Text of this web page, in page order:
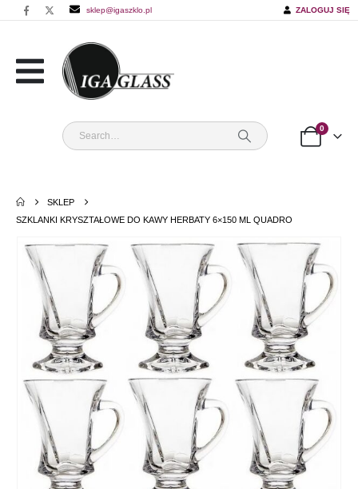
sklep@igaszklo.pl ZALOGUJ SIĘ
0
SKLEP
SZKLANKI KRYSZTAŁOWE DO KAWY HERBATY 6×150 ML QUADRO